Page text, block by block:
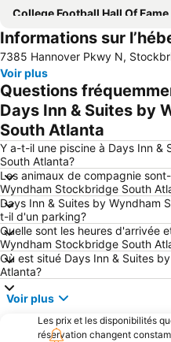
College Football Hall Of Fame
Peachtree Street
Bliss Alanta - Midtown
Fulton County Airport (Georgia)
Informations sur
7385 Hannover Pkwy N,
Voir plus
Questions
Days Inn & Suites by
South Atlanta
Y a-t-il une piscine à Days Inn &
South Atlanta?
Les animaux de compagnie
Wyndham Stockbridge South
Days Inn & Suites by Wyndham
t-il d'un parking?
Quelle sont les heures d'arrivée
Wyndham Stockbridge South
Où est situé Days Inn & Suites
Atlanta?
Voir plus
Les prix et les disponibilités
réservation changent